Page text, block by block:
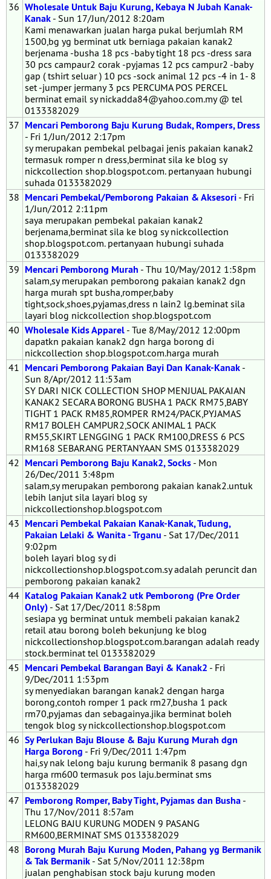
36 Wholesale Untuk Baju Kurung, Kebaya N Jubah Kanak-
Kanak - Sun 17/Jun/2012 8:20am
Kami menawarkan jualan harga pukal berjumlah RM
1500,bg yg berminat utk berniaga pakaian kanak2
berjenama -busha 18 pcs -baby tight 18 pcs -dress sara
30 pcs campaur2 corak -pyjamas 12 pcs campur2 -baby
gap ( tshirt seluar ) 10 pcs -sock animal 12 pcs -4 in 1- 8
set -jumper jermany 3 pcs PERCUMA POS PERCEL
berminat email sy nickadda84@yahoo.com.my @ tel
0133382029
37 Mencari Pemborong Baju Kurung Budak, Rompers, Dress
- Fri 1/Jun/2012 2:17pm
sy merupakan pembekal pelbagai jenis pakaian kanak2
termasuk romper n dress,berminat sila ke blog sy
nickcollection shop.blogspot.com. pertanyaan hubungi
suhada 0133382029
38 Mencari Pembekal/Pemborong Pakaian & Aksesori - Fri
1/Jun/2012 2:11pm
saya merupakan pembekal pakaian kanak2
berjenama,berminat sila ke blog sy nickcollection
shop.blogspot.com. pertanyaan hubungi suhada
0133382029
39 Mencari Pemborong Murah - Thu 10/May/2012 1:58pm
salam,sy merupakan pemborong pakaian kanak2 dgn
harga murah spt busha,romper,baby
tight,sock,shoes,pyjamas,dress n lain2 lg.beminat sila
layari blog nickcollection shop.blogspot.com
40 Wholesale Kids Apparel - Tue 8/May/2012 12:00pm
dapatkn pakaian kanak2 dgn harga borong di
nickcollection shop.blogspot.com.harga murah
41 Mencari Pemborong Pakaian Bayi Dan Kanak-Kanak -
Sun 8/Apr/2012 11:53am
SY DARI NICK COLLECTION SHOP MENJUAL PAKAIAN
KANAK2 SECARA BORONG BUSHA 1 PACK RM75,BABY
TIGHT 1 PACK RM85,ROMPER RM24/PACK,PYJAMAS
RM17 BOLEH CAMPUR2,SOCK ANIMAL 1 PACK
RM55,SKIRT LENGGING 1 PACK RM100,DRESS 6 PCS
RM168 SEBARANG PERTANYAAN SMS 0133382029
42 Mencari Pemborong Baju Kanak2, Socks - Mon
26/Dec/2011 3:48pm
salam,sy merupakan pemborong pakaian kanak2.untuk
lebih lanjut sila layari blog sy
nickcollectionshop.blogspot.com
43 Mencari Pembekal Pakaian Kanak-Kanak, Tudung,
Pakaian Lelaki & Wanita - Trganu - Sat 17/Dec/2011
9:02pm
boleh layari blog sy di
nickcollectionshop.blogspot.com.sy adalah peruncit dan
pemborong pakaian kanak2
44 Katalog Pakaian Kanak2 utk Pemborong (Pre Order
Only) - Sat 17/Dec/2011 8:58pm
sesiapa yg berminat untuk membeli pakaian kanak2
retail atau borong boleh bekunjung ke blog
nickcollectionshop.blogspot.com.barangan adalah ready
stock.berminat tel 0133382029
45 Mencari Pembekal Barangan Bayi & Kanak2 - Fri
9/Dec/2011 1:53pm
sy menyediakan barangan kanak2 dengan harga
borong,contoh romper 1 pack rm27,busha 1 pack
rm70,pyjamas dan sebagainya.jika berminat boleh
tengok blog sy nickcollectionshop.blogspot.com
46 Sy Perlukan Baju Blouse & Baju Kurung Murah dgn
Harga Borong - Fri 9/Dec/2011 1:47pm
hai,sy nak lelong baju kurung bermanik 8 pasang dgn
harga rm600 termasuk pos laju.berminat sms
0133382029
47 Pemborong Romper, Baby Tight, Pyjamas dan Busha -
Thu 17/Nov/2011 8:57am
LELONG BAJU KURUNG MODEN 9 PASANG
RM600,BERMINAT SMS 0133382029
48 Borong Murah Baju Kurung Moden, Pahang yg Bermanik
& Tak Bermanik - Sat 5/Nov/2011 12:38pm
jualan penghabisan stock baju kurung moden